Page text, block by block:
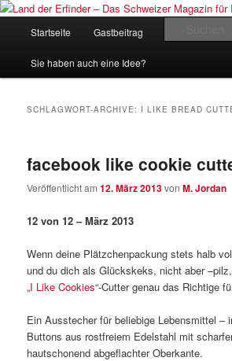
Zum
wechseln
Zum
wechselnLand der Erfinder –
Startseite Gastbeitrag
Sie haben auch eine Idee?
SCHLAGWORT-ARCHIVE: I LIKE BREAD
facebook like cookie
Veröffentlicht am12. März 2013vonM. Jordan
12 von 12 – März 2013
Wenn deine Plätzchenpackung stets halb
und du dich als Glückskeks, nicht aber
„I Like Cookies“-Cutter genau das Richtige
Ein Ausstecher für beliebige Lebensmittel –
Buttons aus rostfreiem Edelstahl mit
hautschonend abgeflachter Oberkante.